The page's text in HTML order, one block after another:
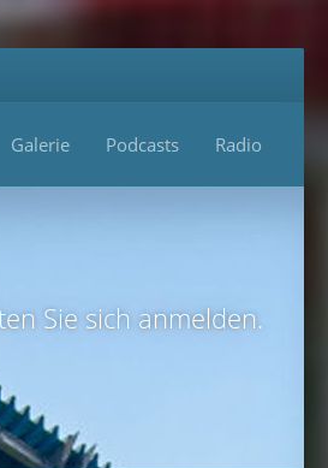
Galerie Podcasts Radio
Sie sich anmelden.